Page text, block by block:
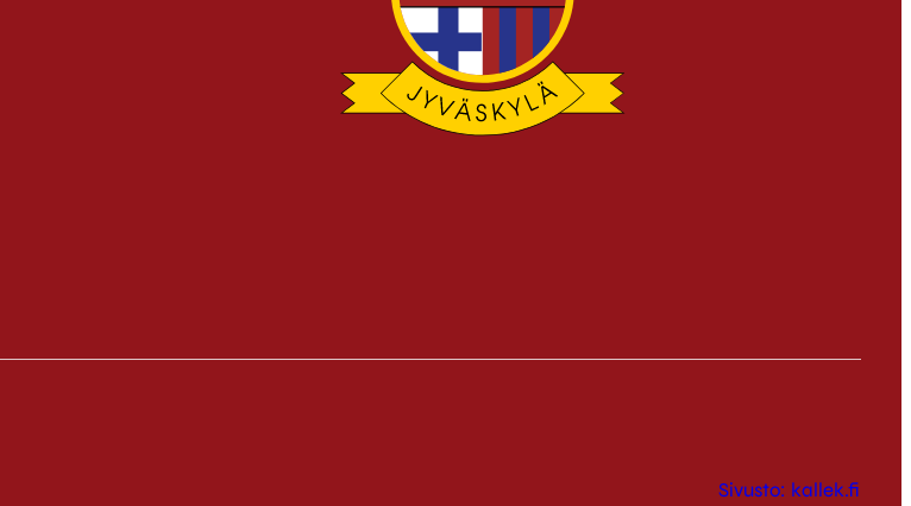
Sivusto: kallek.fi